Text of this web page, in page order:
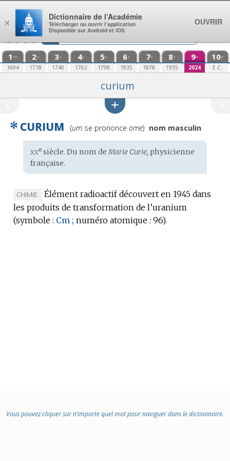
Aller au contenu
1 re
1694
2e
1718
3e
1740
4e
1762
5e
1798
6e
1835
7e
1878
8e
1935
9e
2024
10e
E.C.
curium
✻ CURIUM
Prononciation
(umse prononce ome) nom masculin
Étymologie
:
xxesiècle. Du nom deMarie Curie, physicienne
française.
MARQUE
DE
DOMAINE
CHIMIE.
Élément radioactif découvert en 1945 dans
les produits de transformation de l’uranium
(symbole : Cm ; numéro atomique : 96).
Vous pouvez cliquer sur n’importe quel mot pour naviguer dans le dictionnaire.
×
Dictionnaire de l’Académie
Télécharger ou ouvrir l’application
Disponible sur Android et iOS
OUVRIR